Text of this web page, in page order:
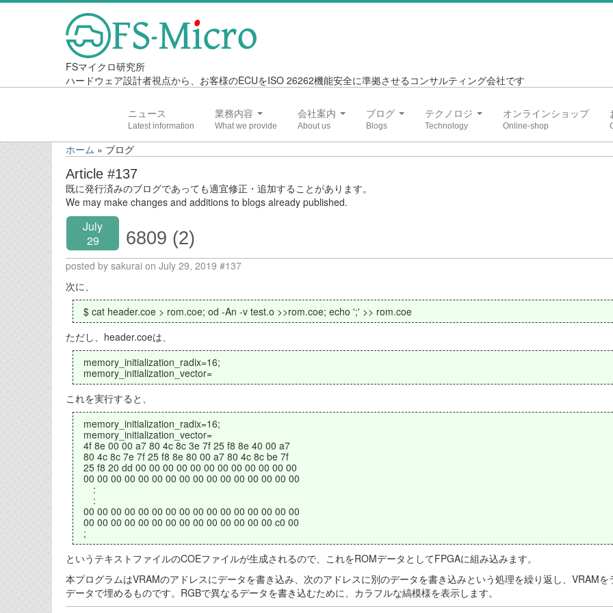
FSマイクロ研究所
ハードウェア設計者視点から、お客様のECUをISO 26262機能安全に準拠させるコンサルティング会社です
ニュース 業務内容 会社案内 ブログ テクノロジ オンラインショップ
ホーム » ブログ
Article #137
既に発行済みのブログであっても適宜修正・追加することがあります。
We may make changes and additions to blogs already published.
July
29
6809 (2)
posted by sakurai on July 29, 2019 #137
次に、
$ cat header.coe > rom.coe; od -An -v test.o >>rom.coe; echo ';' >> rom.coe
ただし、header.coeは、
memory_initialization_radix=16;
memory_initialization_vector=
これを実行すると、
memory_initialization_radix=16;
memory_initialization_vector=
4f 8e 00 00 a7 80 4c 8c 3e 7f 25 f8 8e 40 00 a7
80 4c 8c 7e 7f 25 f8 8e 80 00 a7 80 4c 8c be 7f
25 f8 20 dd 00 00 00 00 00 00 00 00 00 00 00 00
00 00 00 00 00 00 00 00 00 00 00 00 00 00 00 00
:
:
00 00 00 00 00 00 00 00 00 00 00 00 00 00 00 00
00 00 00 00 00 00 00 00 00 00 00 00 00 00 c0 00
;
というテキストファイルのCOEファイルが生成されるので、これをROMデータとしてFPGAに組み込みます。
本プログラムはVRAMのアドレスにデータを書き込み、次のアドレスに別のデータを書き込みという処理を繰り返し、VRAMを
データで埋めるものです。RGBで異なるデータを書き込むために、カラフルな縞模様を表示します。